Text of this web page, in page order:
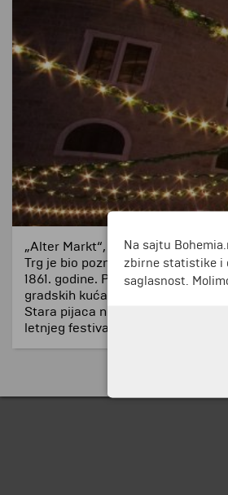
„Alter Markt“, Stara pijaca u
Trg je bio poznat kao Trg Ludviga
1861. godine. Pijaca mlečnih
gradskih kuća, čije jezgro često
Stara pijaca nije korišćena samo
letnjeg festivala i godišnji ples
Na sajtu
zbirne statistike i
saglasnost.